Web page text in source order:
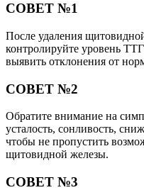
СОВЕТ №1
После удаления
контролируйте уровень
выявить отклонения от
СОВЕТ №2
Обратите внимание на
усталость, сонливость,
чтобы не пропустить
щитовидной железы.
СОВЕТ №3